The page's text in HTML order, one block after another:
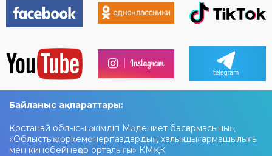
Байланыс ақпараттары:
Қостанай облысы әкімдігі Мәдениет басқармасының
«Облыстық көркемөнерпаздардың халық шығармашылығы
мен кинобейнеқор орталығы» КМҚК